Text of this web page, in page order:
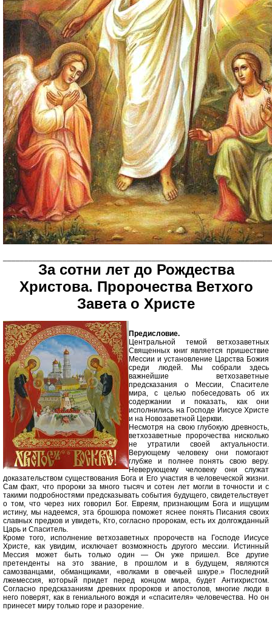
За сотни лет до Рождества
Христова. Пророчества Ветхого
Завета о Христе
Предисловие.
Центральной темой ветхозаветных
Священных книг является пришествие
Мессии и установление Царства Божия
среди людей. Мы собрали здесь
важнейшие ветхозаветные
предсказания о Мессии, Спасителе
мира, с целью побеседовать об их
содержании и показать, как они
исполнились на Господе Иисусе Христе
и на Новозаветной Церкви.
Несмотря на свою глубокую древность,
ветхозаветные пророчества нисколько
не утратили своей актуальности.
Верующему человеку они помогают
глубже и полнее понять свою веру.
Неверующему человеку они служат
доказательством существования Бога и Его участия в человеческой жизни.
Сам факт, что пророки за много тысяч и сотен лет могли в точности и с
такими подробностями предсказывать события будущего, свидетельствует
о том, что через них говорил Бог. Евреям, признающим Бога и ищущим
истину, мы надеемся, эта брошюра поможет яснее понять Писания своих
славных предков и увидеть, Кто, согласно пророкам, есть их долгожданный
Царь и Спаситель.
Кроме того, исполнение ветхозаветных пророчеств на Господе Иисусе
Христе, как увидим, исключает возможность другого мессии. Истинный
Мессия может быть только один — Он уже пришел. Все другие
претенденты на это звание, в прошлом и в будущем, являются
самозванцами, обманщиками, «волками в овечьей шкуре.» Последний
лжемессия, который придет перед концом мира, будет Антихристом.
Согласно предсказаниям древних пророков и апостолов, многие люди в
него поверят, как в гениального вождя и «спасителя» человечества. Но он
принесет миру только горе и разорение.